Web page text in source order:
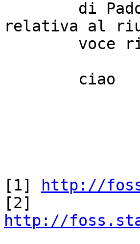
relativa al
[1]
http://
http://